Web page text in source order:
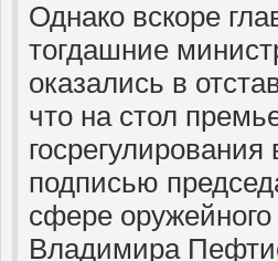
Однако вскоре
тогдашние
оказались в
что на стол
подписью
сфере
Владимира